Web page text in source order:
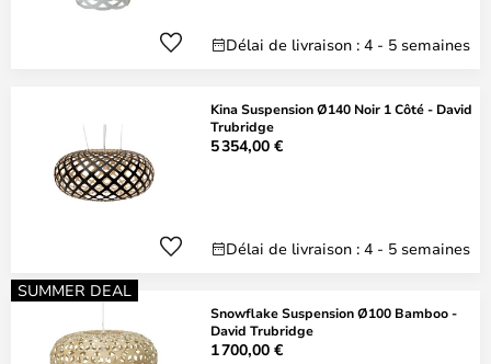
Délai de livraison : 4 - 5 semaines
Kina Suspension Ø140 Noir 1 Côté - David
Trubridge
5 354,00 €
Délai de livraison : 4 - 5 semaines
SUMMER DEAL
Snowflake Suspension Ø100 Bamboo -
David Trubridge
1 700,00 €